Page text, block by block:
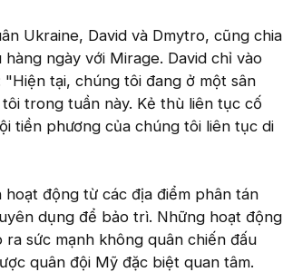
Ukraine, David và Dmytro, cũng chia
ngày với Mirage. David chỉ vào
tại, chúng tôi đang ở một sân
trong tuần này. Kẻ thù liên tục cố
tiền phương của chúng tôi liên tục di
động từ các địa điểm phân tán
dụng để bảo trì. Những hoạt động
sức mạnh không quân chiến đấu
quân đội Mỹ đặc biệt quan tâm.